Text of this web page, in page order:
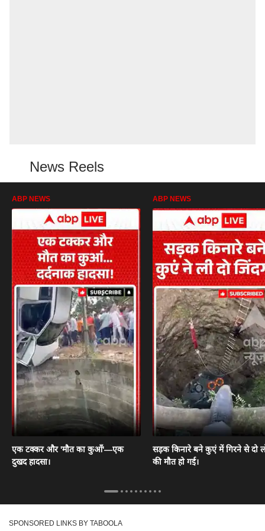
News Reels
ABP NEWS
एक टक्कर और 'मौत का कुआँ'—एक
दुखद हादसा।
ABP NEWS
सड़क किनारे बने कुएं में गिरने से दो
की मौत हो गई।
SPONSORED LINKS BY TABOOLA